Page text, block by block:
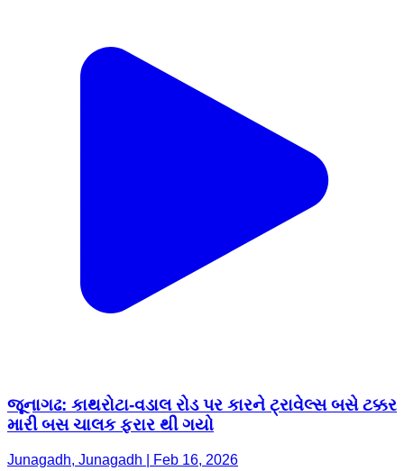
જૂનાગઢ: કાથરોટા-વડાલ રોડ પર કારને ટ્રાવેલ્સ બસે ટક્કર
મારી બસ ચાલક ફરાર થી ગયો
Junagadh, Junagadh | Feb 16, 2026